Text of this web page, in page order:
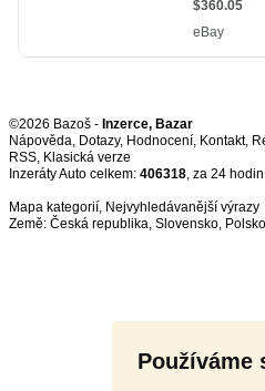
Používáme
©2026 Bazoš - Inzerce, Bazar
Nápověda, Dotazy, Hodnocení, Kontakt,
RSS,
Inzeráty Auto celkem: 406318, za 24
Mapa kategorií, Nejvyhledávanější výrazy
Země: Česká republika, Slovensko, Polsko